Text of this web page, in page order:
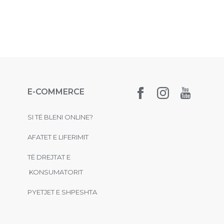
E-COMMERCE
SI TË BLENI ONLINE?
AFATET E LIFERIMIT
TË DREJTAT E
KONSUMATORIT
PYETJET E SHPESHTA